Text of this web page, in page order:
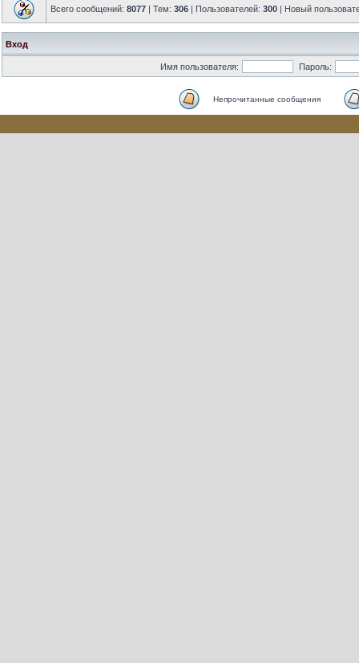
Всего сообщений: 8077 | Тем: 306 | Пользователей: 300 | Новый
Вход
Имя пользователя: Пароль:
Непрочитанные сообщения